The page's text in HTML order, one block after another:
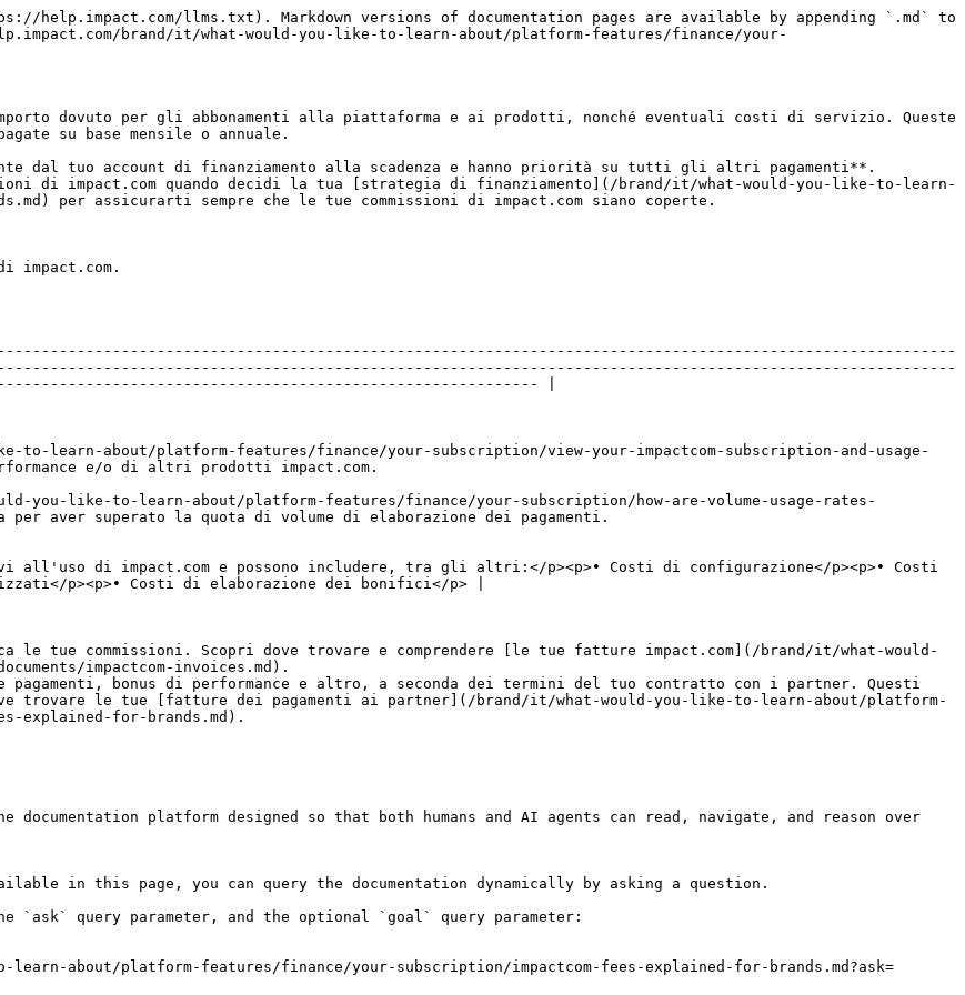
help.impact.com/llms.txt). Markdown versions of documentation pages are available by appending `.md` to
brand/it/what-would-you-like-to-learn-about/platform-features/finance/your-
dovuto per gli abbonamenti alla piattaforma e ai prodotti, nonché eventuali costi di servizio. Queste
su base mensile o annuale.
dal tuo account di finanziamento alla scadenza e hanno priorità su tutti gli altri pagamenti**.
di impact.com quando decidi la tua [strategia di finanziamento](/brand/it/what-would-you-like-to-learn-
per assicurarti sempre che le tue commissioni di impact.com siano coperte.
impact.com.
|
to-learn-about/platform-features/finance/your-subscription/view-your-impactcom-subscription-and-usage-
e/o di altri prodotti impact.com.
you-like-to-learn-about/platform-features/finance/your-subscription/how-are-volume-usage-rates-
aver superato la quota di volume di elaborazione dei pagamenti.
di impact.com e possono includere, tra gli altri:</p><p>• Costi di configurazione</p><p>• Costi
p><p>• Costi di elaborazione dei bonifici</p> |
le tue commissioni. Scopri dove trovare e comprendere [le tue fatture impact.com](/brand/it/what-would-
impactcom-invoices.md).
bonus di performance e altro, a seconda dei termini del tuo contratto con i partner. Questi
trovare le tue [fatture dei pagamenti ai partner](/brand/it/what-would-you-like-to-learn-about/platform-
explained-for-brands.md).
platform designed so that both humans and AI agents can read, navigate, and reason over
in this page, you can query the documentation dynamically by asking a question.
`ask` query parameter, and the optional `goal` query parameter:
about/platform-features/finance/your-subscription/impactcom-fees-explained-for-brands.md?ask=